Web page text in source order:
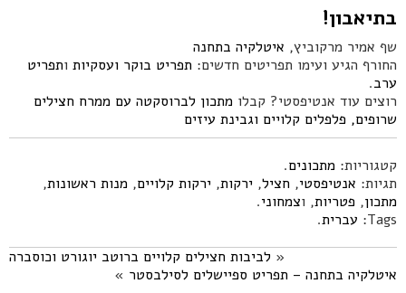
בתיאבון!
שף אמיר מרקוביץ, איטלקיה בתחנה
החורף הגיע ועימו תפריטים חדשים: תפריט בוקר ועסקיות ותפריט
ערב.
רוצים עוד אנטיפסטי? קבלו מתכון לברוסקטה עם ממרח חצילים
שרופים, פלפלים קלויים וגבינת עיזים
קטגוריות: מתכונים.
תגיות: אנטיפסטי, חציל, ירקות, ירקות קלויים, מנות ראשונות,
מתכון, פטריות, וצמחוני.
Tags: עברית.
« לביבות חצילים קלויים ברוטב יוגורט וכוסברה
איטלקיה בתחנה – תפריט ספיישלים לסילבסטר »